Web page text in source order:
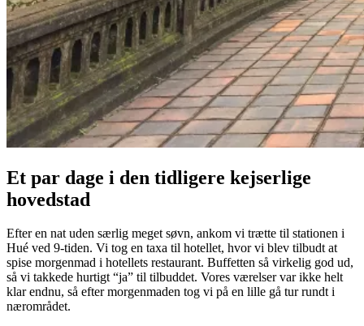
Et par dage i den tidligere kejserlige
hovedstad
Efter en nat uden særlig meget søvn, ankom vi trætte til stationen i
Hué ved 9-tiden. Vi tog en taxa til hotellet, hvor vi blev tilbudt at
spise morgenmad i hotellets restaurant. Buffetten så virkelig god ud,
så vi takkede hurtigt “ja” til tilbuddet. Vores værelser var ikke helt
klar endnu, så efter morgenmaden tog vi på en lille gå tur rundt i
nærområdet.